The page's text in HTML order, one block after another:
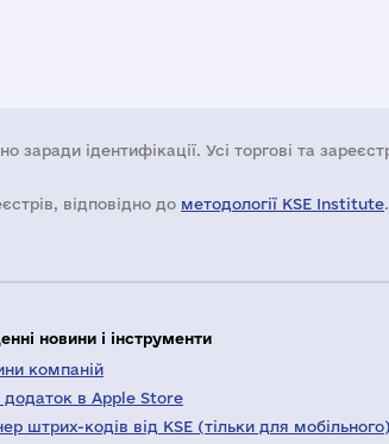
ідентифікації. Усі торгові та
відповідно до методології KSE Institute.
новини і інструменти
компаній
в Apple Store
штрих-кодів від KSE (тільки для мобільного)